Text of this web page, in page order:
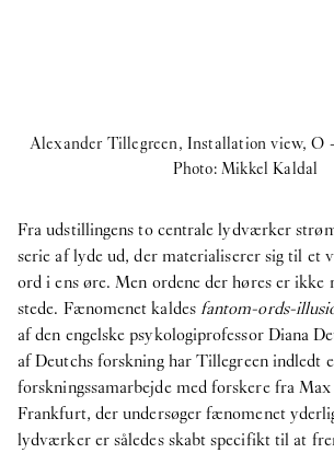
Alexander Tillegreen, Installation view, O
Photo: Mikkel Kaldal
Fra udstillingens to centrale lydværker
serie af lyde ud, der materialiserer sig til et
ord i ens øre. Men ordene der høres er ikke
stede. Fænomenet kaldesfantom-ords-
af den engelske psykologiprofessor Diana
af Deutchs forskning har Tillegreen indledt
forskningssamarbejde med forskere fra
Frankfurt, der undersøger fænomenet
lydværker er således skabt specifikt til at